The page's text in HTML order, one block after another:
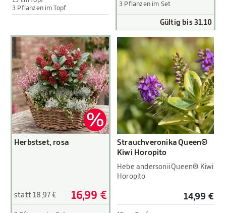
3 Pflanzen im Topf
3 Pflanzen im Set
Gültig bis 31.10
Herbstset, rosa
statt 18,97 € 16,99 €
Strauchveronika Queen®
Kiwi Horopito
Hebe andersonii Queen® Kiwi
Horopito
14,99 €